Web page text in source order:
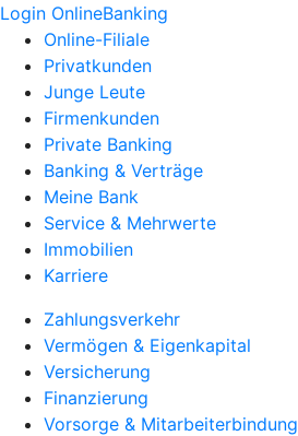
Login OnlineBanking
Online-Filiale
Privatkunden
Junge Leute
Firmenkunden
Private Banking
Banking & Verträge
Meine Bank
Service & Mehrwerte
Immobilien
Karriere
Zahlungsverkehr
Vermögen & Eigenkapital
Versicherung
Finanzierung
Vorsorge & Mitarbeiterbindung